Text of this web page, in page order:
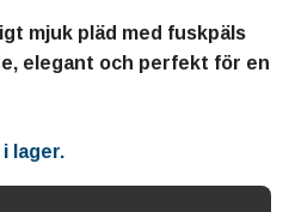
mjuk pläd med fuskpäls
elegant och perfekt för en
lager.